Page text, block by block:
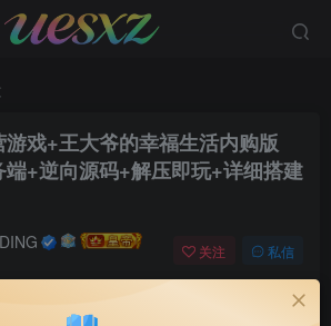
戏+王大爷的幸福生活内购版
+逆向源码+解压即玩+详细搭建
关注 私信